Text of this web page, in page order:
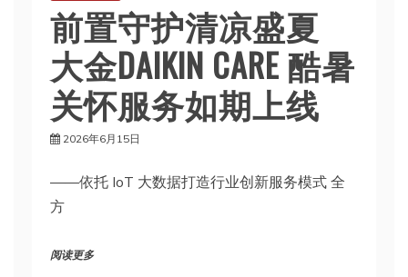
前置守护清凉盛夏
大金DAIKIN CARE 酷暑
关怀服务如期上线
2026年6月15日
——依托 IoT 大数据打造行业创新服务模式 全
方
阅读更多